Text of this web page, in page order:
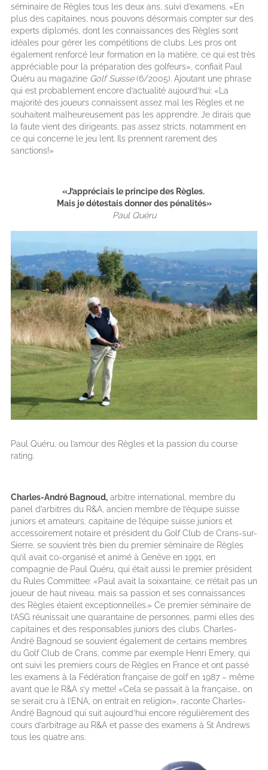
séminaire de Règles tous les deux ans, suivi d’examens. «En
plus des capitaines, nous pouvons désormais compter sur des
experts diplomés, dont les connaissances des Règles sont
idéales pour gérer les compétitions de clubs. Les pros ont
également renforcé leur formation en la matière, ce qui est très
appréciable pour la préparation des golfeurs», confiait Paul
Quéru au magazine Golf Suisse(6/2005). Ajoutant une phrase
qui est probablement encore d’actualité aujourd’hui: «La
majorité des joueurs connaissent assez mal les Règles et ne
souhaitent malheureusement pas les apprendre. Je dirais que
la faute vient des dirigeants, pas assez stricts, notamment en
ce qui concerne le jeu lent. Ils prennent rarement des
sanctions!»
«J’appréciais le principe des Règles.
Mais je détestais donner des pénalités»
Paul Quéru
Paul Quéru, ou l’amour des Règles et la passion du course
rating.
Charles-André Bagnoud, arbitre international, membre du
panel d’arbitres du R&A, ancien membre de l’équipe suisse
juniors et amateurs, capitaine de l’équipe suisse juniors et
accessoirement notaire et président du Golf Club de Crans-sur-
Sierre, se souvient très bien du premier séminaire de Règles
qu’il avait co-organisé et animé à Genève en 1991, en
compagnie de Paul Quéru, qui était aussi le premier président
du Rules Committee: «Paul avait la soixantaine, ce n’était pas un
joueur de haut niveau, mais sa passion et ses connaissances
des Règles étaient exceptionnelles.» Ce premier séminaire de
l’ASG réunissait une quarantaine de personnes, parmi elles des
capitaines et des responsables juniors des clubs. Charles-
André Bagnoud se souvient également de certains membres
du Golf Club de Crans, comme par exemple Henri Emery, qui
ont suivi les premiers cours de Règles en France et ont passé
les examens à la Fédération française de golf en 1987 – même
avant que le R&A s’y mette! «Cela se passait à la française… on
se serait cru à l’ENA, on entrait en religion», raconte Charles-
André Bagnoud qui suit aujourd’hui encore régulièrement des
cours d’arbitrage au R&A et passe des examens à St Andrews
tous les quatre ans.